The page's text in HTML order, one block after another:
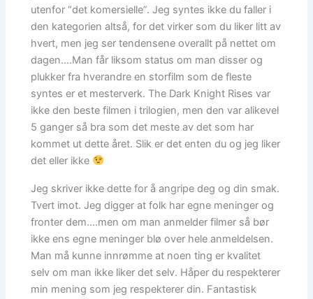
utenfor “det komersielle”. Jeg syntes ikke du faller i
den kategorien altså, for det virker som du liker litt av
hvert, men jeg ser tendensene overallt på nettet om
dagen….Man får liksom status om man disser og
plukker fra hverandre en storfilm som de fleste
syntes er et mesterverk. The Dark Knight Rises var
ikke den beste filmen i trilogien, men den var alikevel
5 ganger så bra som det meste av det som har
kommet ut dette året. Slik er det enten du og jeg liker
det eller ikke
Jeg skriver ikke dette for å angripe deg og din smak.
Tvert imot. Jeg digger at folk har egne meninger og
fronter dem….men om man anmelder filmer så bør
ikke ens egne meninger blø over hele anmeldelsen.
Man må kunne innrømme at noen ting er kvalitet
selv om man ikke liker det selv. Håper du respekterer
min mening som jeg respekterer din. Fantastisk